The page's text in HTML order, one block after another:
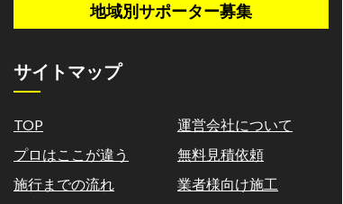
地域別サポーター募集
サイトマップ
TOP
プロはここが違う
施行までの流れ
運営会社について
無料見積依頼
業者様向け施工